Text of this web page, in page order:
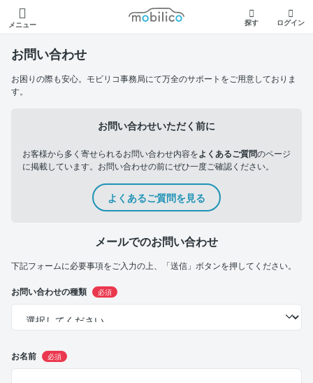
メニュー
モビリコ
探す ログイン
お問い合わせ
お困りの際も安心。モビリコ事務局にて万全のサポートをご用意しておりま
す。
お問い合わせいただく前に
お客様から多く寄せられるお問い合わせ内容をよくあるご質問のページ
に掲載しています。お問い合わせの前にぜひ一度ご確認ください。
よくあるご質問を見る
メールでのお問い合わせ
下記フォームに必要事項をご入力の上、「送信」ボタンを押してください。
お問い合わせの種類 必須
お名前 必須